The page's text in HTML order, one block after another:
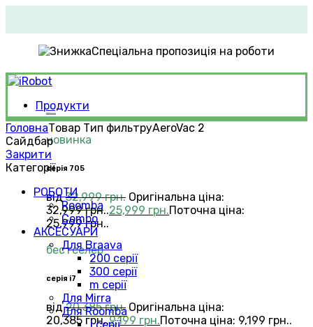
Спеціальна пропозиція на роботи
Продукти
новинка
серія 705
від32,999грн. Оригінальна ціна:
32,999 грн..25,999 грн.Поточна ціна:
25,999 грн..
бестселер
серія i7
від20,385грн. Оригінальна ціна:
20,385 грн..9,199 грн.Поточна ціна: 9,199 грн..
ГоловнаТовар Тип фильтруAeroVac 2
Сайдбар
Закрити
Категорії
РOБОТИ
Roomba
Combo
АКСЕСУАРИ
Для Braava
200 серії
300 серії
m серії
Для Mirra
Для Roomba